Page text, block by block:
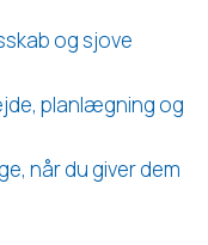
og sjove
planlægning og
når du giver dem